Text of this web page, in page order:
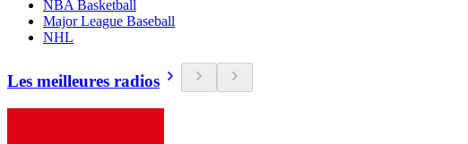
NBA Basketball
Major League Baseball
NHL
Les meilleures radios